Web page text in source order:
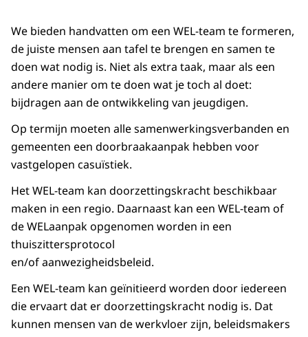
We bieden handvatten om een WEL-team te formeren,
de juiste mensen aan tafel te brengen en samen te
doen wat nodig is. Niet als extra taak, maar als een
andere manier om te doen wat je toch al doet:
bijdragen aan de ontwikkeling van jeugdigen.
Op termijn moeten alle samenwerkingsverbanden en
gemeenten een doorbraakaanpak hebben voor
vastgelopen casuïstiek.
Het WEL-team kan doorzettingskracht beschikbaar
maken in een regio. Daarnaast kan een WEL-team of
de WELaanpak opgenomen worden in een
thuiszittersprotocol
en/of aanwezigheidsbeleid.
Een WEL-team kan geïnitieerd worden door iedereen
die ervaart dat er doorzettingskracht nodig is. Dat
kunnen mensen van de werkvloer zijn, beleidsmakers